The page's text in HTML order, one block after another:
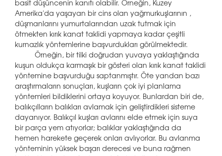
basit düşüncenin kanıtı olabilir. Örneğin, Kuzey
Amerika'da yaşayan bir cins olan yağmurkuşlarının ,
düşmanlarını yumurtalarından uzak tutmak için
ötmekten kırık kanat taklidi yapmaya kadar çeşitli
kurnazlık yöntemlerine başvurdukları görülmektedir.
Örneğin, bir tilki doğrudan yuvaya yaklaştığında
kuşun oldukça karmaşık bir gösteri olan kırık kanat taklidi
yöntemine başvurduğu saptanmıştır. Öte yandan bazı
araştırmaların sonuçları, kuşların çok iyi planlama
yöntemleri bildiklerini ortaya koyuyor. Bunlardan biri de,
balıkçılların balıkları avlamak için geliştirdikleri sisteme
dayanıyor. Balıkçıl kuşları avlarını elde etmek için suya
bir parça yem atıyorlar; balıklar yaklaştığında da
hemen harekete geçerek onları avlıyorlar. Bu avlanma
yönteminin yüksek başarı derecesi ve buna rağmen